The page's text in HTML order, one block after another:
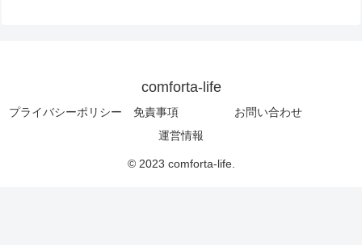
comforta-life
プライバシーポリシー 免責事項
お問い合わせ
運営情報
© 2023 comforta-life.